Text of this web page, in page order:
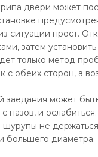
двери может
ситуации прост.
затем
только метод
с обеих сторон, а
заедания может
пазов, и
не
большего диаметра.